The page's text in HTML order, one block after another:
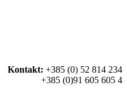
Kontakt: +385 (0) 52 814 234
+385 (0)91 605 605 4